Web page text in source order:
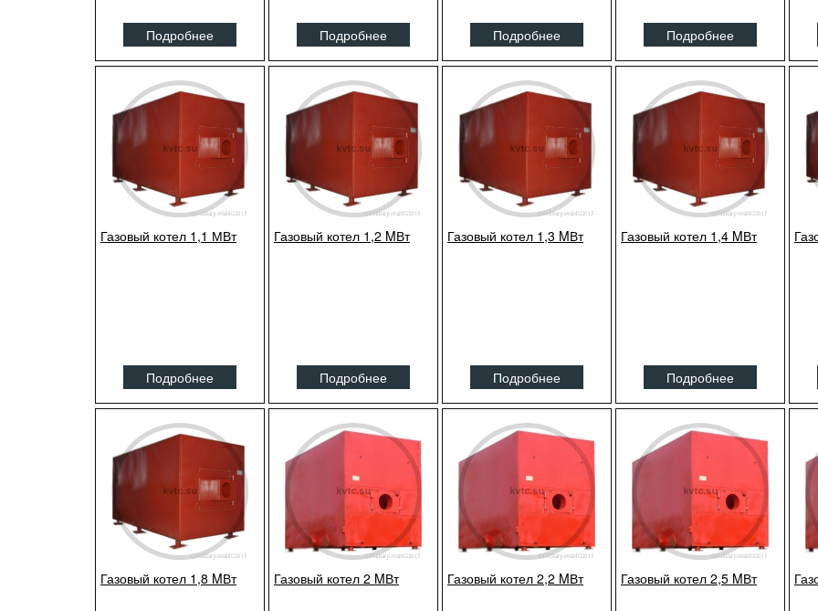
Подробнее Подробнее Подробнее Подробнее
Газовый котел 1,1 МВт
Подробнее
Газовый котел 1,2 MВт
Подробнее
Газовый котел 1,3 MВт
Подробнее
Газовый котел 1,4 MВт
Подробнее
Газовый котел 1,8 MВт Газовый котел 2 MВт Газовый котел 2,2 MВт Газовый котел 2,5 MВт